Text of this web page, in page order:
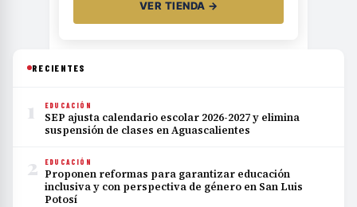
VER TIENDA →
RECIENTES
1 EDUCACIÓN
SEP ajusta calendario escolar 2026-2027 y elimina
suspensión de clases en Aguascalientes
2 EDUCACIÓN
Proponen reformas para garantizar educación
inclusiva y con perspectiva de género en San Luis
Potosí